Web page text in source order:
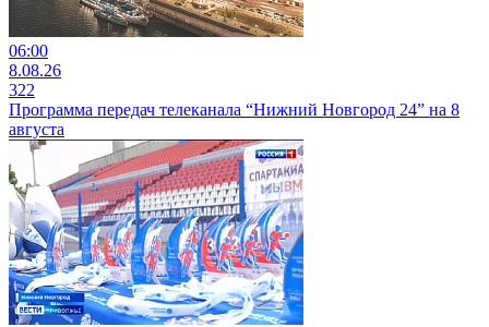
06:00
8.08.26
322
Программа передач телеканала “Нижний Новгород 24” на 8
августа